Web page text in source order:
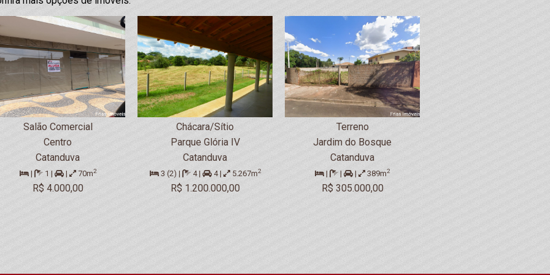
Salão Comercial
Centro
Catanduva
| 1 | | 70m2
R$ 4.000,00
Chácara/Sítio
Parque Glória IV
Catanduva
3 (2) | 4 | 4 | 5.267m2
R$ 1.200.000,00
Terreno
Jardim do Bosque
Catanduva
| | | 389m2
R$ 305.000,00